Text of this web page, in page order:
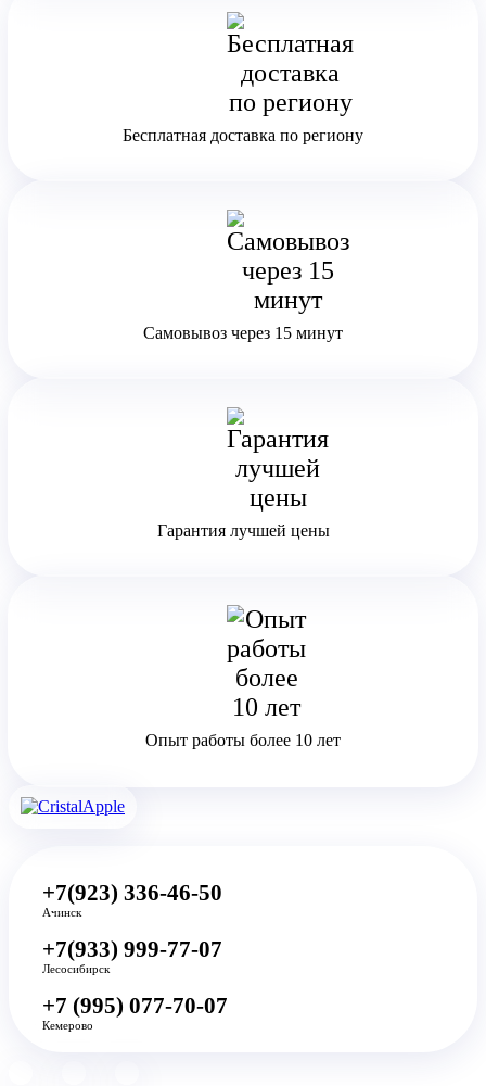
Бесплатная доставка по региону
Самовывоз через 15 минут
Гарантия лучшей цены
Опыт работы более 10 лет
+7(923) 336-46-50
Ачинск
+7(933) 999-77-07
Лесосибирск
+7 (995) 077-70-07
Кемерово